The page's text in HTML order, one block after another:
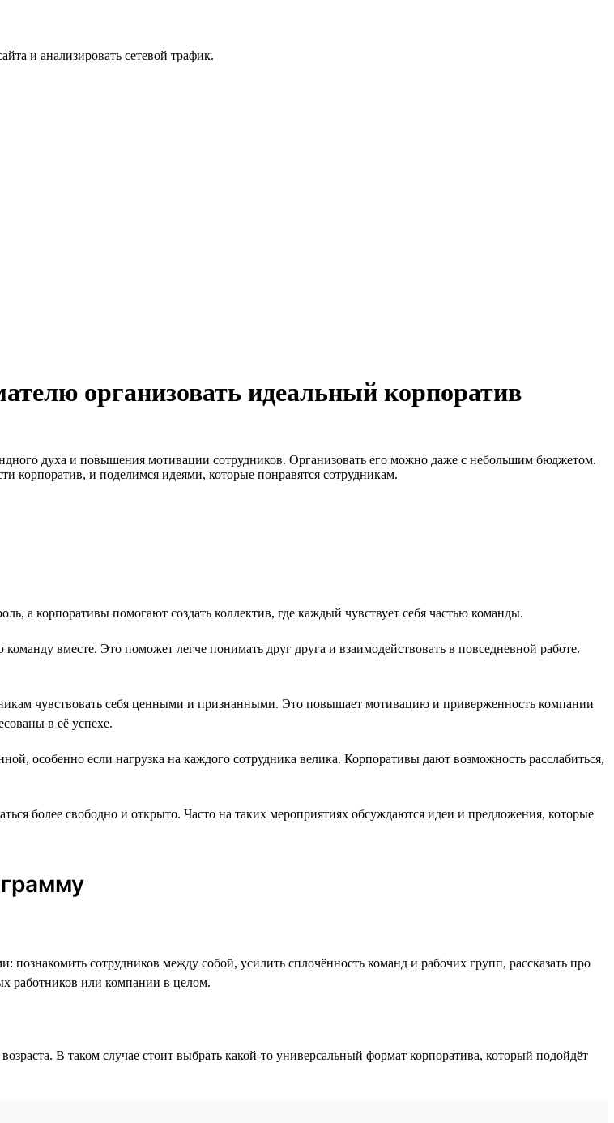
и анализировать сетевой трафик.
организовать идеальный корпоратив
духа и повышения мотивации сотрудников. Организовать его можно даже с небольшим бюджетом.
корпоратив, и поделимся идеями, которые понравятся сотрудникам.
а корпоративы помогают создать коллектив, где каждый чувствует себя частью команды.
вместе. Это поможет легче понимать друг друга и взаимодействовать в повседневной работе.
чувствовать себя ценными и признанными. Это повышает мотивацию и приверженность компании
в её успехе.
особенно если нагрузка на каждого сотрудника велика. Корпоративы дают возможность расслабиться,
более свободно и открыто. Часто на таких мероприятиях обсуждаются идеи и предложения, которые
сотрудников между собой, усилить сплочённость команд и рабочих групп, рассказать про
работников или компании в целом.
В таком случае стоит выбрать какой-то универсальный формат корпоратива, который подойдёт